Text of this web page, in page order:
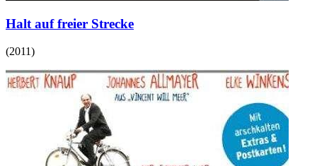
Halt auf freier Strecke
(2011)